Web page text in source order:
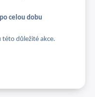
celou dobu
této důležité akce.